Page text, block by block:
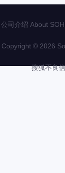
公司介绍 About
Copyright © 2026
搜狐不良